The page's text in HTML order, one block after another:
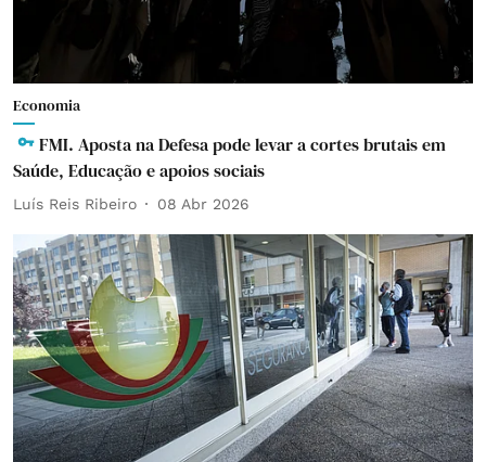
Economia
FMI. Aposta na Defesa pode levar a cortes brutais em
Saúde, Educação e apoios sociais
Luís Reis Ribeiro 08 Abr 2026